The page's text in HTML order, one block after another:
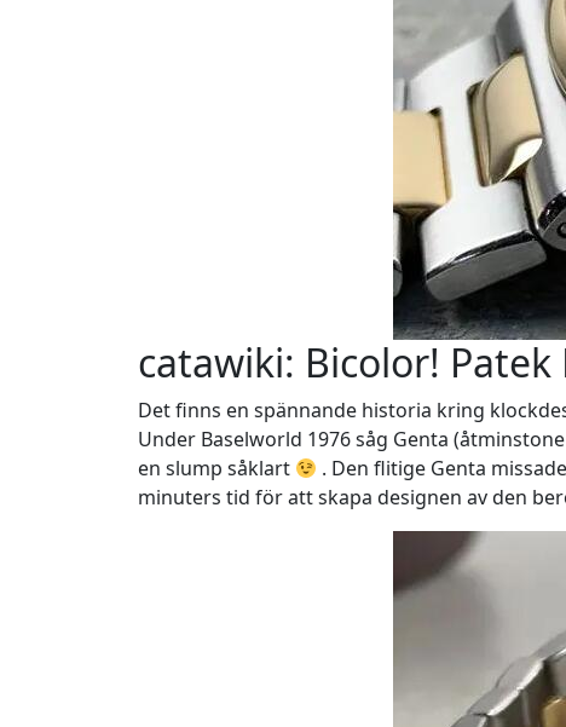
catawiki: Bicolor!
Det finns en spännande historia kring
Under Baselworld 1976 såg Genta
en slump såklart
. Den flitige Genta
minuters tid för att skapa designen av den